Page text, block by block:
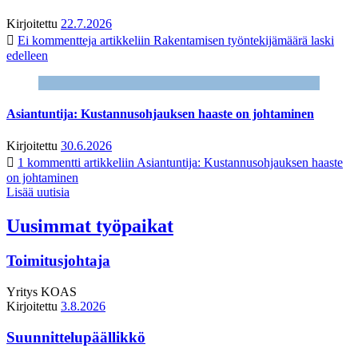
Kirjoitettu 22.7.2026
Ei kommentteja artikkeliin Rakentamisen työntekijämäärä laski
edelleen
Asiantuntija: Kustannusohjauksen haaste on johtaminen
Kirjoitettu 30.6.2026
1 kommentti artikkeliin Asiantuntija: Kustannusohjauksen haaste
on johtaminen
Lisää uutisia
Uusimmat työpaikat
Toimitusjohtaja
Yritys KOAS
Kirjoitettu 3.8.2026
Suunnittelupäällikkö